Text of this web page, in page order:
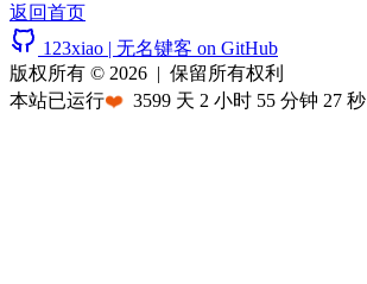
返回首页
123xiao | 无名键客 on GitHub
版权所有 © 2026 | 保留所有权利
本站已运行❤️ 3599 天 2 小时 55 分钟 27 秒